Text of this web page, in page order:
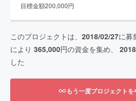
目標金額200,000円
このプロジェクトは、 2018/02/27に募
により 365,000円の資金を集め、
した
もう一度プロジェクト